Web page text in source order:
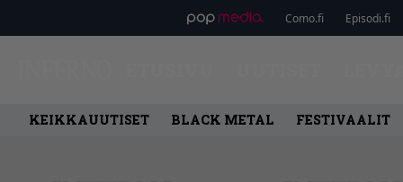
Como.fi Episodi.fi
KEIKKAUUTISET BLACK METAL FESTIVAALIT